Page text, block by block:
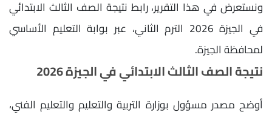
ونستعرض في هذا التقرير، رابط نتيجة الصف الثالث الابتدائي
في الجيزة 2026 الترم الثاني، عبر بوابة التعليم الأساسي
لمحافظة الجيزة.
نتيجة الصف الثالث الابتدائي في الجيزة 2026
أوضح مصدر مسؤول بوزارة التربية والتعليم والتعليم الفني،